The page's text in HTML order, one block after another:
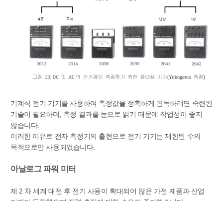
기계식 전기 기기를 사용하여 측정값을 정확하게 판독하려면 숙련된
기술이 필요하며, 측정 결과를 눈으로 읽기 때문에 작업성이 좋지
않습니다.
이러한 이유로 전자 측정기의 출현으로 전기 기기는 제한된 수의
목적으로만 사용되었습니다.
아날로그 파워 미터
제 2 차 세계 대전 후 전기 사용이 확대되어 많은 가전 제품과 산업